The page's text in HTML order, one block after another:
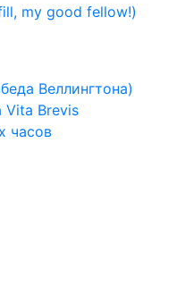
my good fellow!)
Веллингтона)
Vita Brevis
часов